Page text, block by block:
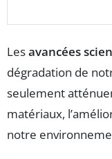
Lesavancées
dégradation de
seulement
matériaux,
notre